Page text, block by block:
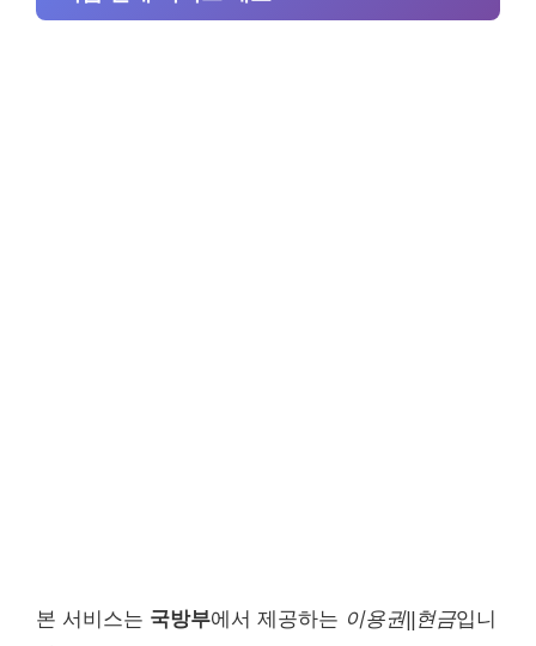
본 서비스는 국방부에서 제공하는 이용권||현금입니